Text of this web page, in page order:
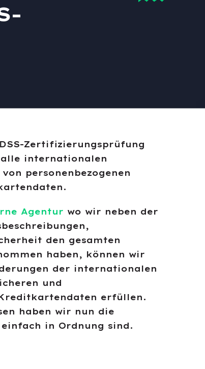
Zertifizierungsprüfung
internationalen
personenbezogenen
Agentur wo wir neben der
den gesamten
haben, können wir
der internationalen
und
erfüllen.
haben wir nun die
einfach in Ordnung sind.